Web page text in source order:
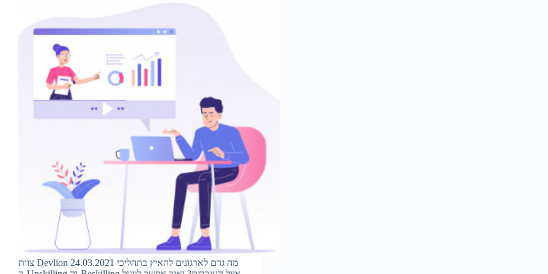
צוות Devlion 24.03.2021 מה גרם לארגונים להאיץ בתהליכי